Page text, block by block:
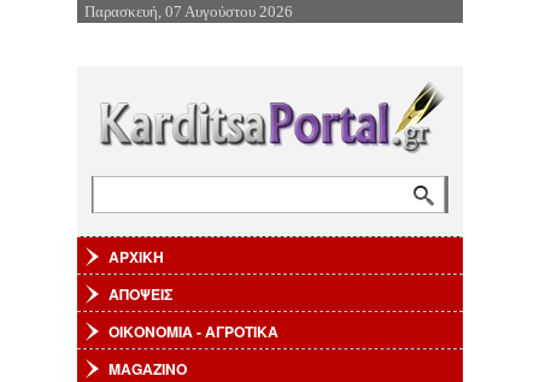
Επιστροφή στην Πλοήγηση
Παρασκευή, 07 Αυγούστου 2026
ΑΡΧΙΚΗ
ΑΠΟΨΕΙΣ
ΟΙΚΟΝΟΜΙΑ - ΑΓΡΟΤΙΚΑ
MAGAZINO